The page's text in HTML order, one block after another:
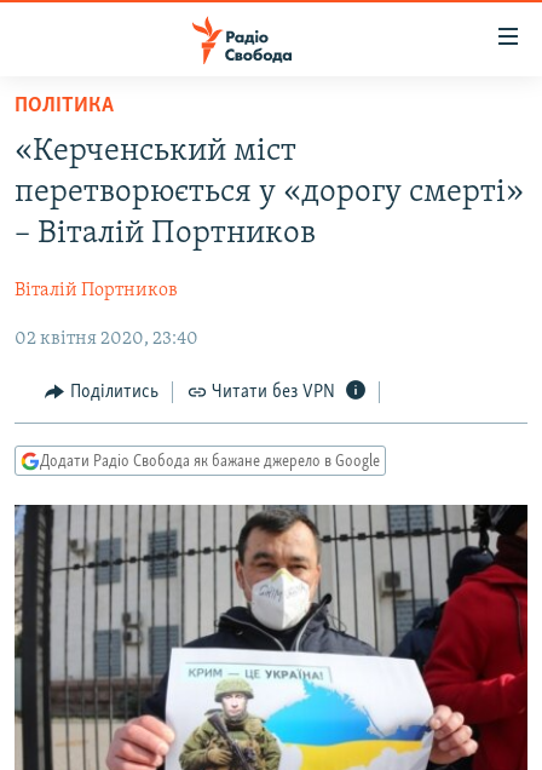
Перейти
основного
матеріалу
Перейти
основної
Перейти
пошуку
ВСЕ ЗА ДОБУ
СТАТТІ
ЕКОНОМІКА
СУСПІЛЬСТВО
КУЛЬТУРА
УКРАЇНА
СВІТ
РОСІЙСЬКА «ФІЛЬТРАЦІЯ»
ДОНБАС.РЕАЛІЇ
КРИМ.РЕАЛІЇ
СХЕМИ
КИТАЙ.ВИКЛИКИ
МУЛЬТИМЕДІА
ФОТО
СПЕЦПРОЄКТИ
ПОДКАСТИ
КРИМ РЕАЛІЇ
ПОЛІТИКА
«Керченський міст
перетворюється у «дорогу смерті»
– Віталій Портников
Віталій Портников
02 квітня 2020, 23:40
Поділитись Читати без VPN
Додати Радіо Свобода як бажане джерело в Google